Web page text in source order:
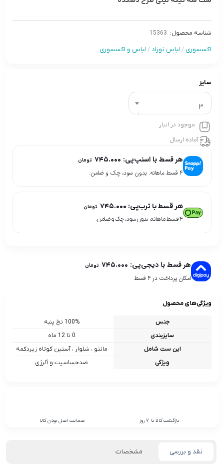
شناسه محصول: 15363
اکسسوری / لباس نوزاد / لباس و اکسسوری
سایز
3
موجود در انبار
آماده ارسال
هر قسط با اسنپ‌پی: ۷۴۵.۰۰۰ تومان
۴ قسط ماهانه. بدون سود، چک و ضامن.
هر قسط با ترب‌پی: ۷۴۵.۰۰۰ تومان
۴ قسط ماهانه. بدون سود، چک و ضامن.
هر قسط با دیجی‌پی: ۷۴۵.۰۰۰ تومان
امکان پرداخت در 4 قسط
ویژگی‌های محصول
جنس
100% نخ پنبه
سایزبندی
0 تا 12 ماه
این ست شامل
مانتو ، شلوار ، آستین کوتاه زیردکمه
ویژگی
ضدحساسیت و آلرژی
بازگشت کالا تا 7 روز ضمانت اصل بودن کالا
نقد و بررسی مشخصات